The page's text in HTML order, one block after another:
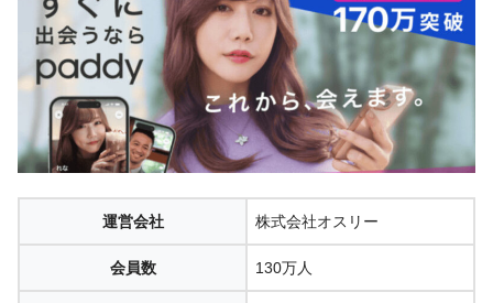
運営会社 株式会社オスリー
会員数 130万人